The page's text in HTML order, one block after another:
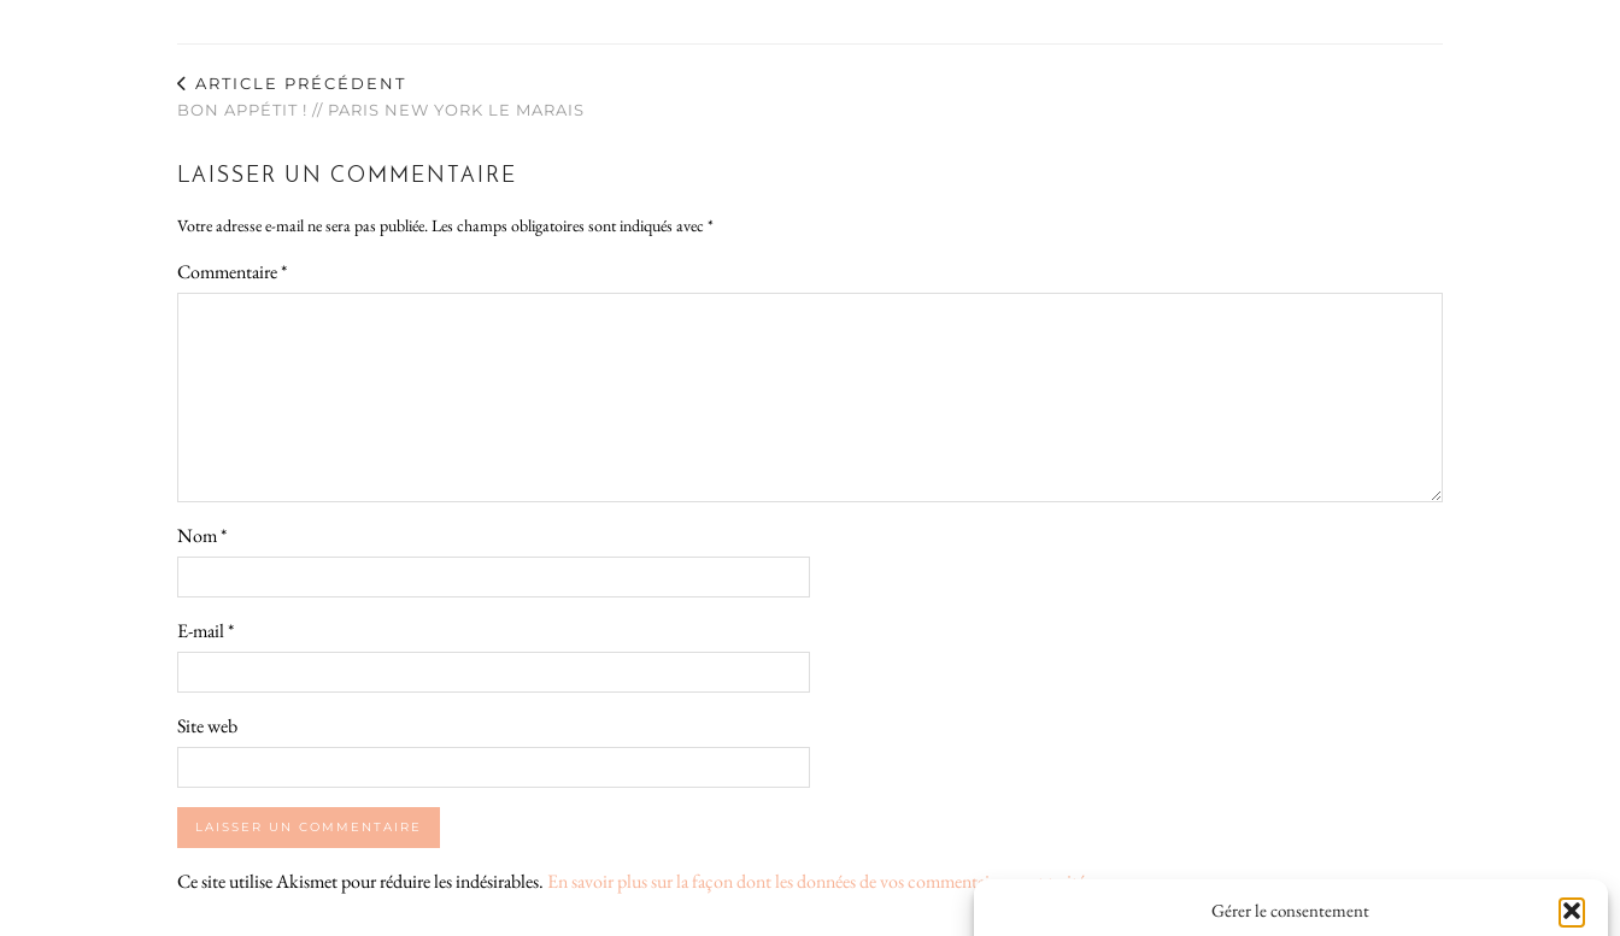
Gérer le consentement
ARTICLE PRÉCÉDENT
BON APPÉTIT ! // PARIS NEW YORK LE MARAIS
LAISSER UN COMMENTAIRE
Votre adresse e-mail ne sera pas publiée.Les champs obligatoires sont indiqués avec *
Commentaire*
Nom*
E-mail*
Site web
Ce site utilise Akismet pour réduire les indésirables. En savoir plus sur la façon dont les données de vos commentaires sont traitées